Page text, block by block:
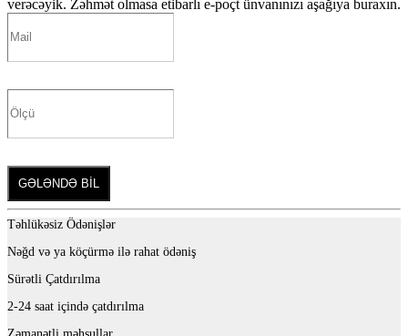
verəcəyik. Zəhmət olmasa etibarlı e-poçt ünvanınızı aşağıya buraxın.
GƏLƏNDƏ BİL
Təhlükəsiz Ödənişlər
Nəğd və ya köçürmə ilə rahat ödəniş
Sürətli Çatdırılma
2-24 saat içində çatdırılma